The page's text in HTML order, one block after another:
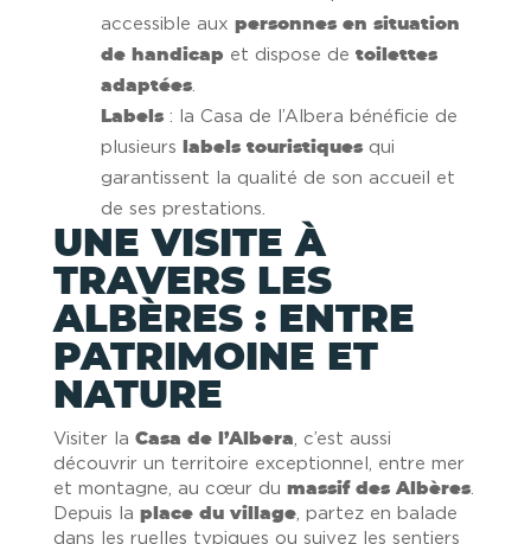
accessible aux personnes en situation
de handicap et dispose de toilettes
adaptées.
Labels: la Casa de l’Albera bénéficie de
plusieurs
labels touristiquesqui
garantissent la qualité de son accueil et
de ses prestations.
UNE VISITE À
TRAVERS LES
ALBÈRES : ENTRE
PATRIMOINE ET
NATURE
Visiter la Casa de l’Albera, c’est aussi
découvrir un territoire exceptionnel, entre mer
et montagne, au cœur du massif des Albères.
Depuis la place du village, partez en balade
dans les ruelles typiques ou suivez les sentiers